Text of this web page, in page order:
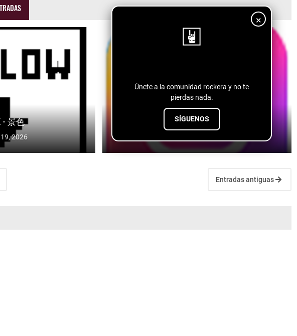
×
Únete a la comunidad rockera y no te
pierdas nada.
SÍGUENOS
- 景色
2026
Chloe Saint - 90s Love
Entradas antiguas